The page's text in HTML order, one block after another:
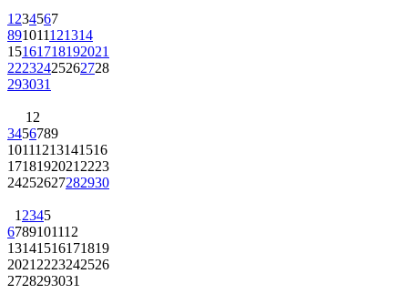
1 234567
891011121314
15161718192021
22232425262728
293031
1 2
3456789
10111213141516
1718192021 2223
24252627282930
1 2345
6789101112
13141516171819
2021 2223242526
2728293031